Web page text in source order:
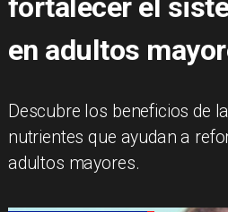
fortalecer el
en adultos
Descubre los beneficios de
nutrientes que ayudan a
adultos mayores.